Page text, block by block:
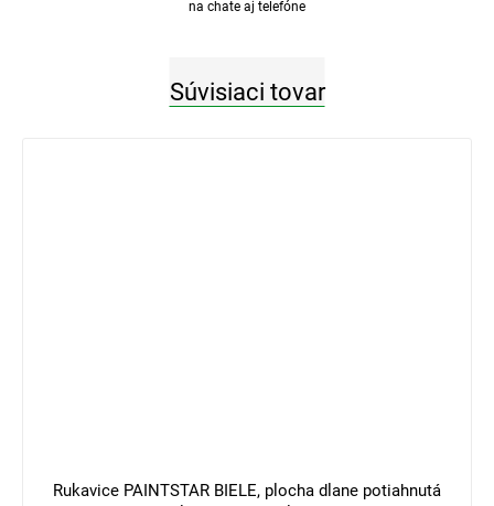
na chate aj telefóne
Súvisiaci tovar
Rukavice PAINTSTAR BIELE, plocha dlane potiahnutá